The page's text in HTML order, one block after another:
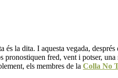
la dita. I aquesta vegada,
fred, vent i potser,
els membres de la Colla No